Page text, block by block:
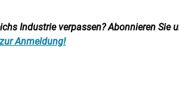
Industrie verpassen? Abonnieren Sie
Anmeldung!